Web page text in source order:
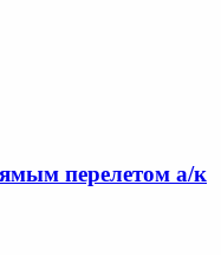
перелетом а/к